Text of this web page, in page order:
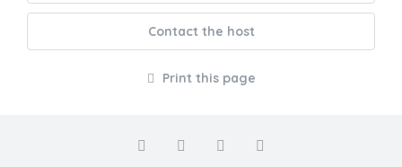
Contact the host
Print this page